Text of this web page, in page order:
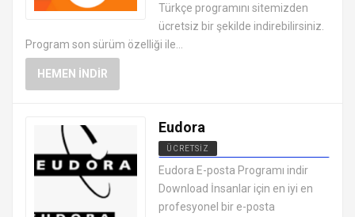
Türkçe programını sitemizden
ücretsiz bir şekilde indirebilirsiniz.
Program son sürüm özelliği ile...
HEMEN İNDIR
Eudora
ÜCRETSIZ
MESAJLAŞMA SOHBET
PROGRAMLARI
Eudora E-posta Programı indir
Download İnsanlar için en iyi en
profesyonel bir e-posta